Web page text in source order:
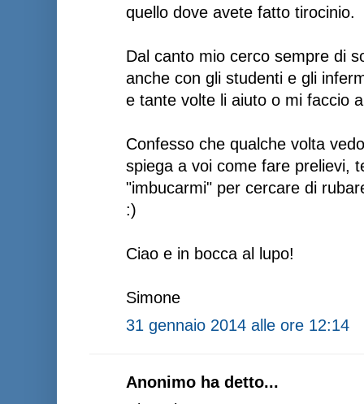
quello dove avete fatto tirocinio.
Dal canto mio cerco sempre di
anche con gli studenti e gli
e tante volte li aiuto o mi faccio
Confesso che qualche volta
spiega a voi come fare prelievi,
"imbucarmi" per cercare di
:)
Ciao e in bocca al lupo!
Simone
31 gennaio 2014 alle ore 12:14
Anonimo ha detto...